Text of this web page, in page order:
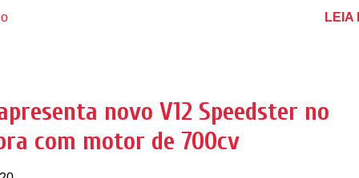
tração nas quatro rodas, ele acelera de 0 a 100km/h em 3,3
que se destaca por remeter às linhas do passado, que se
o para-brisa encapsulado e o cockpit é separado dos ...
LEIA
novo V12 Speedster no
com motor de 700cv